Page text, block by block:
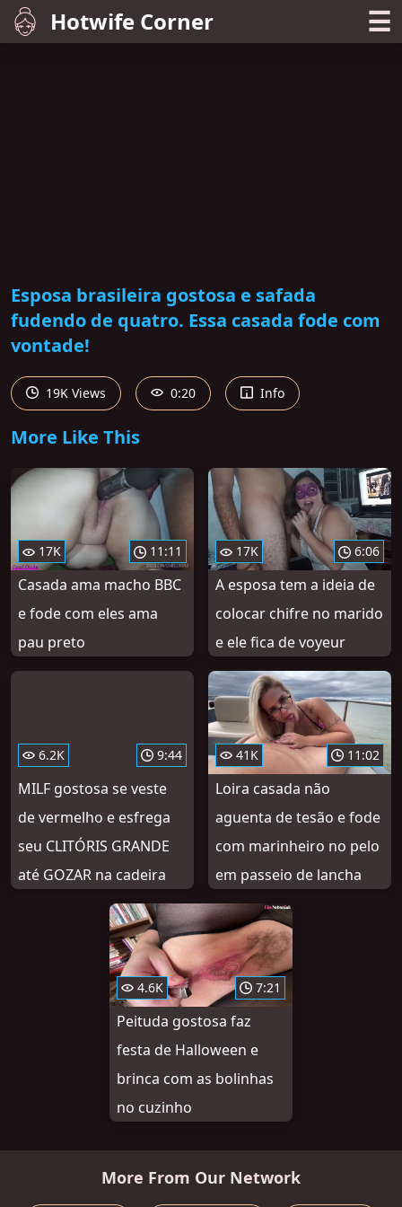
Hotwife Corner ☰
Esposa brasileira gostosa e safada
fudendo de quatro. Essa casada fode com
vontade!
19K Views 0:20 Info
More Like This
17K 11:11
Casada ama macho BBC
e fode com eles ama
pau preto
17K 6:06
A esposa tem a ideia de
colocar chifre no marido
e ele fica de voyeur
6.2K 9:44
MILF gostosa se veste
de vermelho e esfrega
seu CLITÓRIS GRANDE
até GOZAR na cadeira
41K 11:02
Loira casada não
aguenta de tesão e fode
com marinheiro no pelo
em passeio de lancha
4.6K 7:21
Peituda gostosa faz
festa de Halloween e
brinca com as bolinhas
no cuzinho
More From Our Network